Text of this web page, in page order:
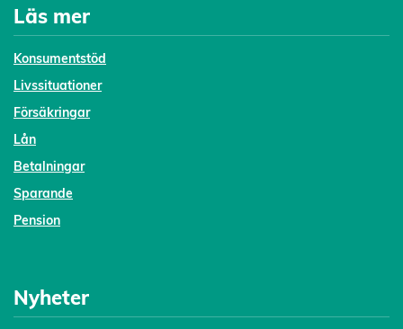
Läs mer
Konsumentstöd
Livssituationer
Försäkringar
Lån
Betalningar
Sparande
Pension
Nyheter